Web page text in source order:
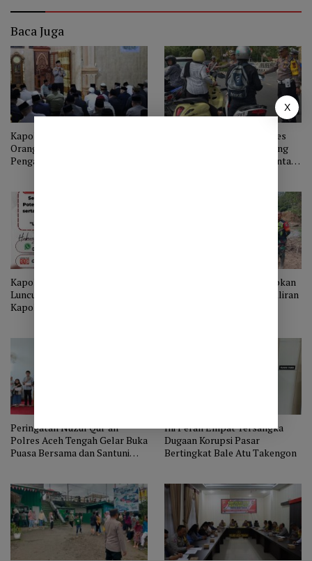
Baca Juga
Kapolres Aceh Tengah Imbau
Orang Tua Tingkatkan
Pengawasan Anak Cegah
Hari ke-8 Ops Patuh, Polres
Aceh Tengah Catat 95 Tilang
dan 164 Teguran, Kasat Lantas
Kapolres Aceh Tengah
Luncurkan Layanan “Lapor Pak
Kapolres”, Permudah Warga
Polres Aceh Tengah Tertibkan
Tambang Emas Ilegal di Aliran
Peringatan Nuzul Qur’an
Polres Aceh Tengah Gelar Buka
Puasa Bersama dan Santuni
Ini Peran Empat Tersangka
Dugaan Korupsi Pasar
Bertingkat Bale Atu Takengon
X